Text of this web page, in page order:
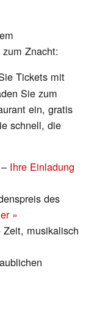
Znacht:
Tickets mit
Sie zum
ein, gratis
schnell, die
Ihre Einladung
des
»
musikalisch